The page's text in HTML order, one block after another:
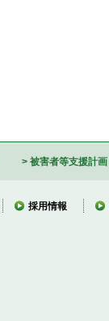
被害者等支援計画
採用情報